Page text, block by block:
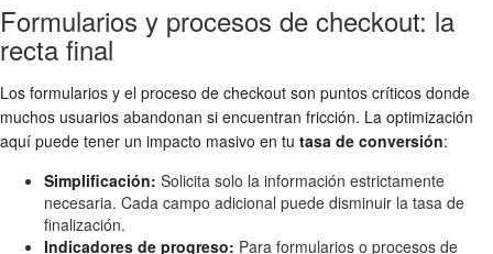
Formularios y procesos de checkout: la
recta final
Los formularios y el proceso de checkout son puntos críticos donde
muchos usuarios abandonan si encuentran fricción. La optimización
aquí puede tener un impacto masivo en tu tasa de conversión:
Simplificación: Solicita solo la información estrictamente
necesaria. Cada campo adicional puede disminuir la tasa de
finalización.
Indicadores de progreso: Para formularios o procesos de